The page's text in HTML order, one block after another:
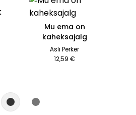
Mu ema on
kaheksajalg
Aslı Perker
12,59 €